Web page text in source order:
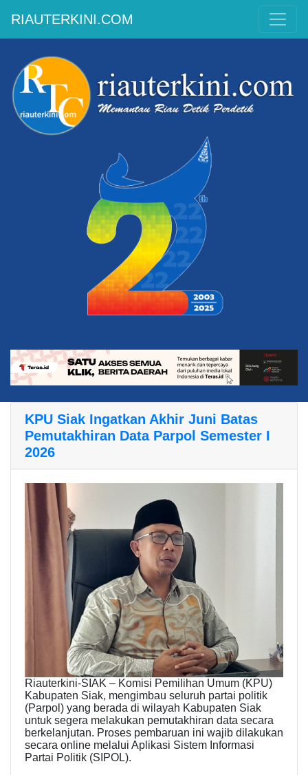
RIAUTERKINI.COM
KPU Siak Ingatkan Akhir Juni Batas
Pemutakhiran Data Parpol Semester I
2026
Riauterkini-​SIAK – Komisi Pemilihan Umum (KPU)
Kabupaten Siak, mengimbau seluruh partai politik
(Parpol) yang berada di wilayah Kabupaten Siak
untuk segera melakukan pemutakhiran data secara
berkelanjutan. Proses pembaruan ini wajib dilakukan
secara online melalui Aplikasi Sistem Informasi
Partai Politik (SIPOL).